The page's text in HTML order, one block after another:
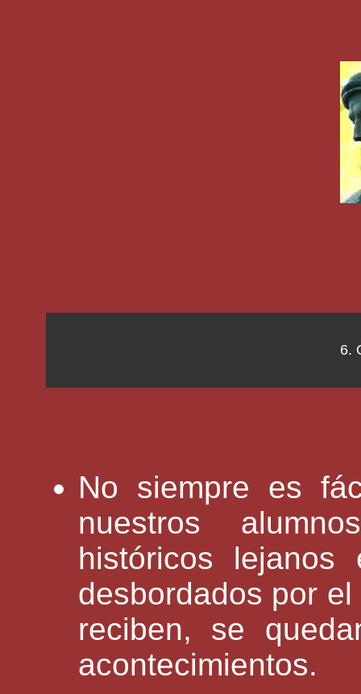
6.
No siempre es
nuestros
históricos
desbordados por
reciben, se
acontecimientos.